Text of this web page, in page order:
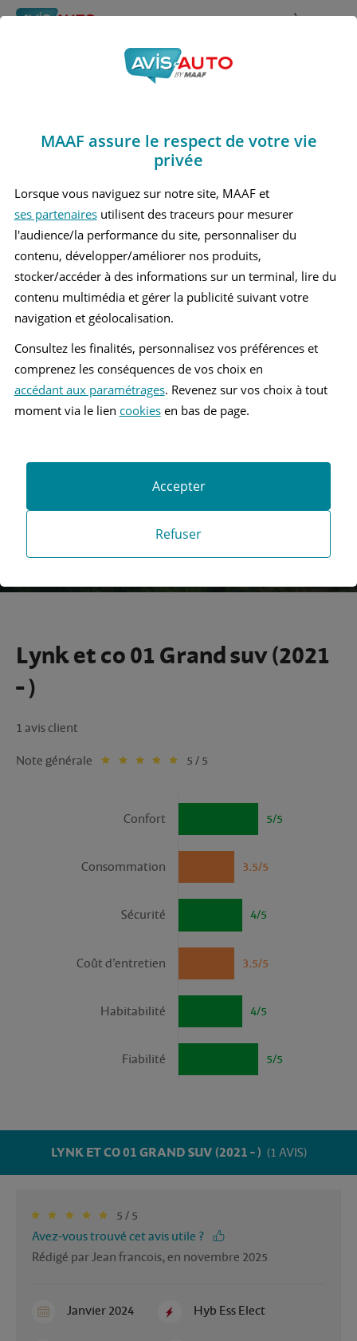
Rechercher À propos
Obtenir un devis d'assurance auto MAAF
Avis Lynk et co 01
Grand suv (2021 - )
Recherche d'un véhicule
Comparer deux véhicules
Recherche
Recherche avancée
Lynk et co 01 Grand suv (2021
- )
1 avis client
Note générale 5 / 5
5/5
Confort
3.5/5
Consommation
4/5
Sécurité
3.5/5
Coût d’entretien
4/5
Habitabilité
5/5
Fiabilité
LYNK ET CO 01 GRAND SUV (2021 - ) (1 AVIS)
5 / 5
Avez-vous trouvé cet avis utile ?
Rédigé par Jean francois, en novembre 2025
Janvier 2024 Hyb Ess Elect
MAAF assure le respect de votre vie
privée
Lorsque vous naviguez sur notre site, MAAF et
ses partenairesutilisent des traceurs pour mesurer
l'audience/la performance du site, personnaliser du
contenu, développer/améliorer nos produits,
stocker/accéder à des informations sur un terminal, lire du
contenu multimédia et gérer la publicité suivant votre
navigation et géolocalisation.
Consultez les finalités, personnalisez vos préférences et
comprenez les conséquences de vos choix en
accédant aux paramétrages. Revenez sur vos choix à tout
moment via le lien cookiesen bas de page.
Refuser
Accepter